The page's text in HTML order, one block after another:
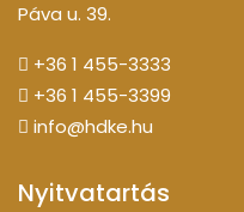
Páva u. 39.
+36 1 455-3333
+36 1 455-3399
info@hdke.hu
Nyitvatartás